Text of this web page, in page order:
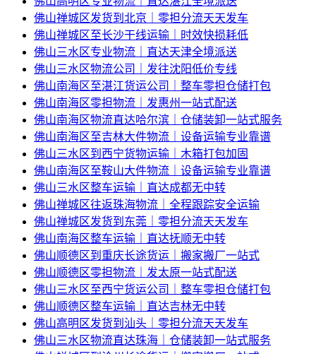
佛山禅城区发货到北京｜零担分流天天发车
佛山禅城区至长沙干线运输｜时效快损耗低
佛山三水区专业物流｜直达天津全境派送
佛山三水区物流公司｜发往沈阳低价专线
佛山南海区至湛江货运公司｜整车零担仓储打包
佛山南海区零担物流｜发惠州一站式配送
佛山南海区物流直达哈尔滨｜仓储装卸一站式服务
佛山南海区至吉林大件物流｜设备运输专业靠谱
佛山三水区到西宁货物运输｜木箱打包加固
佛山南海区至鞍山大件物流｜设备运输专业靠谱
佛山三水区整车运输｜直达成都无中转
佛山禅城区往返珠海物流｜全程跟踪安全运输
佛山禅城区发货到东莞｜零担分流天天发车
佛山南海区整车运输｜直达抚顺无中转
佛山顺德区到重庆长途货运｜搬家搬厂一站式
佛山顺德区零担物流｜发太原一站式配送
佛山三水区至西宁货运公司｜整车零担仓储打包
佛山顺德区整车运输｜直达吉林无中转
佛山高明区发货到汕头｜零担分流天天发车
佛山三水区物流直达珠海｜仓储装卸一站式服务